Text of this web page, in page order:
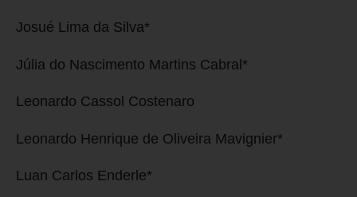
Josué Lima da Silva*
Júlia do Nascimento Martins Cabral*
Leonardo Cassol Costenaro
Leonardo Henrique de Oliveira Mavignier*
Luan Carlos Enderle*